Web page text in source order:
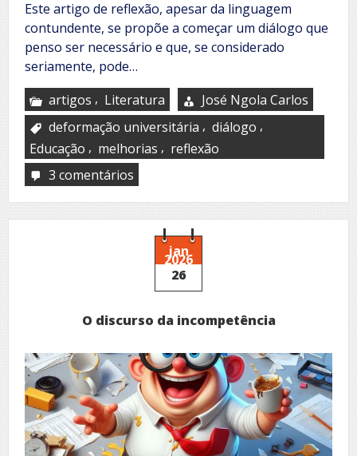
Este artigo de reflexão, apesar da linguagem
contundente, se propõe a começar um diálogo que
penso ser necessário e que, se considerado
seriamente, pode…
artigos , Literatura
José Ngola Carlos
deformação universitária , diálogo ,
Educação , melhorias , reflexão
3 comentários
universitária
jan
2026
26
O discurso da incompetência